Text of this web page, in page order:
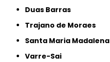
Duas Barras
Trajano de Moraes
Santa Maria Madalena
Varre-Sai